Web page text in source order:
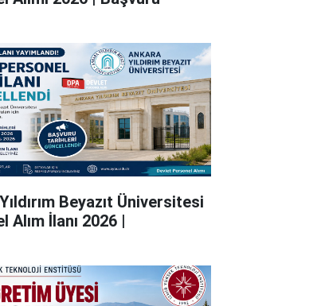
Beyazıt Üniversitesi
Alım İlanı 2026 |